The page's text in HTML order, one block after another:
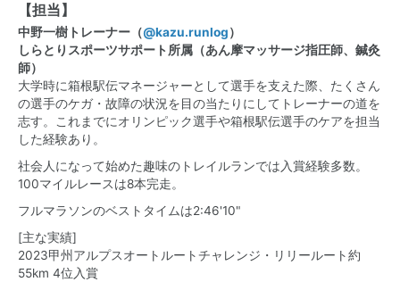
【担当】
中野一樹トレーナー（@kazu.runlog）
しらとりスポーツサポート所属（あん摩マッサージ指圧師、鍼灸
師）
大学時に箱根駅伝マネージャーとして選手を支えた際、たくさん
の選手のケガ・故障の状況を目の当たりにしてトレーナーの道を
志す。これまでにオリンピック選手や箱根駅伝選手のケアを担当
した経験あり。
社会人になって始めた趣味のトレイルランでは入賞経験多数。
100マイルレースは8本完走。
フルマラソンのベストタイムは2:46'10"
[主な実績]
2023甲州アルプスオートルートチャレンジ・リリールート約
55km 4位入賞